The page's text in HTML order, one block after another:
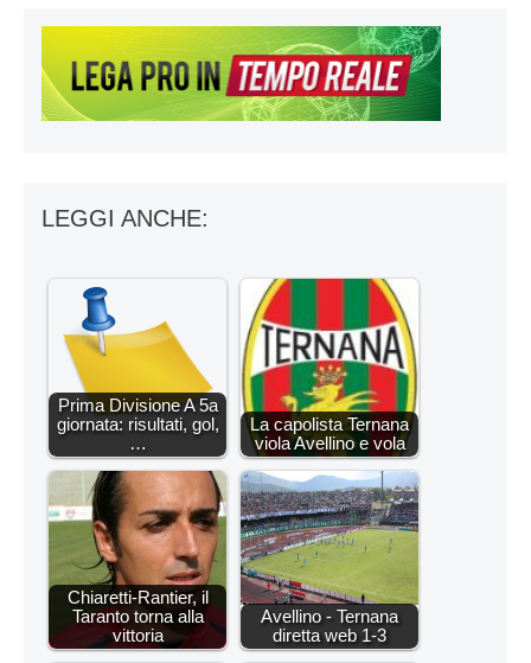
LEGGI ANCHE:
Prima Divisione A 5a
giornata: risultati, gol,
…
La capolista Ternana
viola Avellino e vola
Chiaretti-Rantier, il
Taranto torna alla
vittoria
Avellino - Ternana
diretta web 1-3